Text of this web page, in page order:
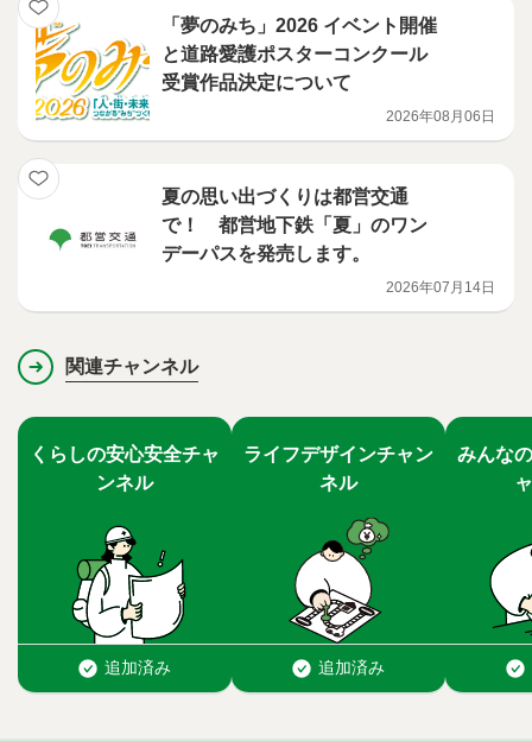
「夢のみち」2026 イベント開催
と道路愛護ポスターコンクール
受賞作品決定について
2026年08月06日
夏の思い出づくりは都営交通
で！ 都営地下鉄「夏」のワン
デーパスを発売します。
2026年07月14日
関連チャンネル